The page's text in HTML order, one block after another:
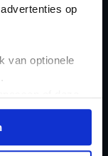
op
van optionele
.
voor de
de